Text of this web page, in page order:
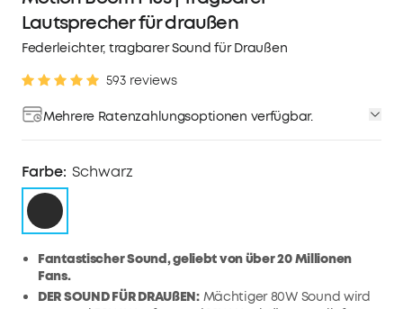
Lautsprecher für draußen
Federleichter, tragbarer Sound für Draußen
593 reviews
Mehrere Ratenzahlungsoptionen verfügbar.
Farbe: Schwarz
Fantastischer Sound, geliebt von über 20 Millionen
Fans.
DER SOUND FÜR DRAUßEN: Mächtiger 80W Sound wird